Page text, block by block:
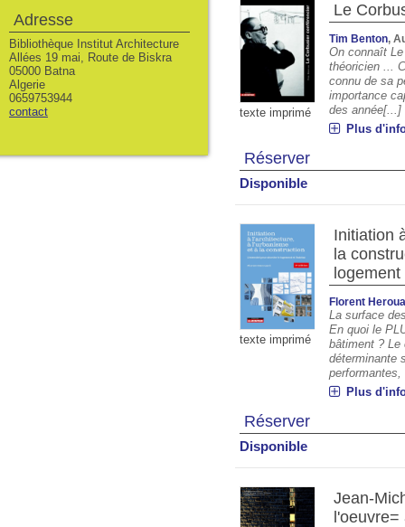
texte imprimé
Le
Tim Benton,
On connaît
théoricien ...
connu de sa
importance
des année[...]
Plus
Réserver
Disponible
texte imprimé
Initiation
la
Florent
La surface
En quoi le
bâtiment ? Le
déterminante
Plus
Réserver
Disponible
Jean-
Adresse
Bibliothèque Institut Architecture
Allées 19 mai, Route de Biskra
05000 Batna
Algerie
0659753944
contact